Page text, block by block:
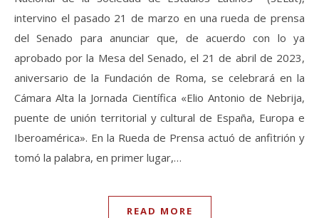
intervino el pasado 21 de marzo en una rueda de prensa
del Senado para anunciar que, de acuerdo con lo ya
aprobado por la Mesa del Senado, el 21 de abril de 2023,
aniversario de la Fundación de Roma, se celebrará en la
Cámara Alta la Jornada Científica «Elio Antonio de Nebrija,
puente de unión territorial y cultural de España, Europa e
Iberoamérica». En la Rueda de Prensa actuó de anfitrión y
tomó la palabra, en primer lugar,…
READ MORE